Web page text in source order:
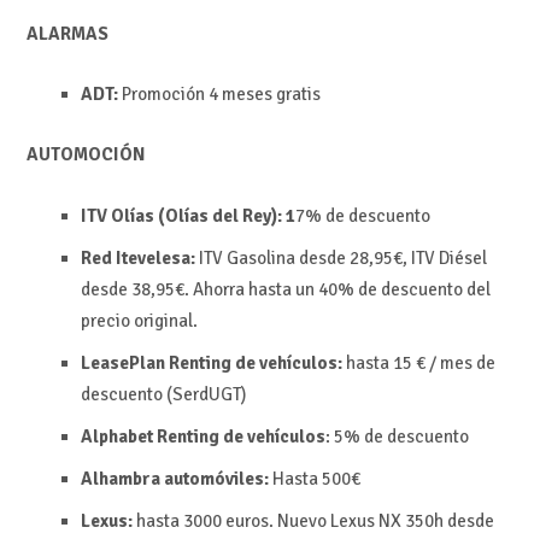
ALARMAS
ADT: Promoción 4 meses gratis
AUTOMOCIÓN
ITV Olías (Olías del Rey): 17% de descuento
Red Itevelesa: ITV Gasolina desde 28,95€, ITV Diésel
desde 38,95€. Ahorra hasta un 40% de descuento del
precio original.
LeasePlan Renting de vehículos:hasta 15 € / mes de
descuento (SerdUGT)
Alphabet Renting de vehículos: 5% de descuento
Alhambra automóviles: Hasta 500€
Lexus:hasta 3000 euros. Nuevo Lexus NX 350h desde